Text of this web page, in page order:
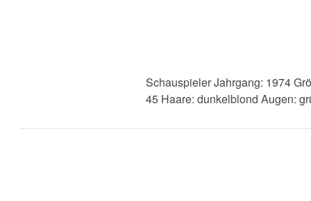
Schauspieler Jahrgang: 1974
45 Haare: dunkelblond Augen: